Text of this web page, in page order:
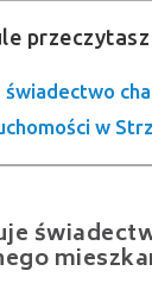
przeczytasz
w